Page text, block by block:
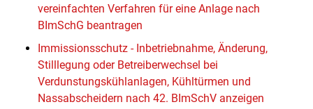
vereinfachten Verfahren für eine Anlage nach
BImSchG beantragen
Immissionsschutz - Inbetriebnahme, Änderung,
Stilllegung oder Betreiberwechsel bei
Verdunstungskühlanlagen, Kühltürmen und
Nassabscheidern nach 42. BImSchV anzeigen